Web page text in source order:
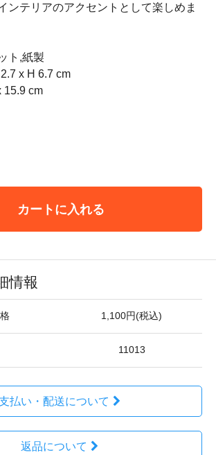
ンテリアのアクセントとして楽しめま
ト,紙製
x H 6.7 cm
15.9 cm
カートに入れる
情報
1,100円(税込)
11013
払い・配送について
返品について